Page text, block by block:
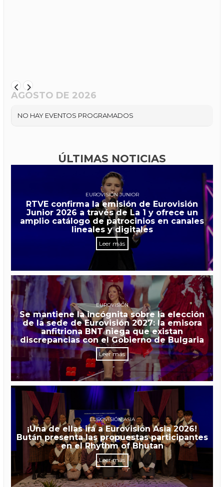
AGOSTO DE 2026
NO HAY EVENTOS PROGRAMADOS
ÚLTIMAS NOTICIAS
EUROVISIÓN JUNIOR
RTVE confirma la emisión de Eurovisión
Junior 2026 a través de La 1 y ofrece un
amplio catálogo de patrocinios en canales
lineales y digitales
Leer más
EUROVISIÓN
Se mantiene la incógnita sobre la elección
de la sede de Eurovisión 2027: la emisora
anfitriona BNT niega que existan
discrepancias con el Gobierno de Bulgaria
Leer más
EUROVISIÓN ASIA
¡Una de ellas irá a Eurovisión Asia 2026!
Bután presenta las propuestas participantes
en el Rhythm of Bhutan
Leer más